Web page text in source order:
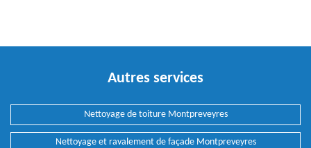
Autres services
Nettoyage de toiture Montpreveyres
Nettoyage et ravalement de façade Montpreveyres